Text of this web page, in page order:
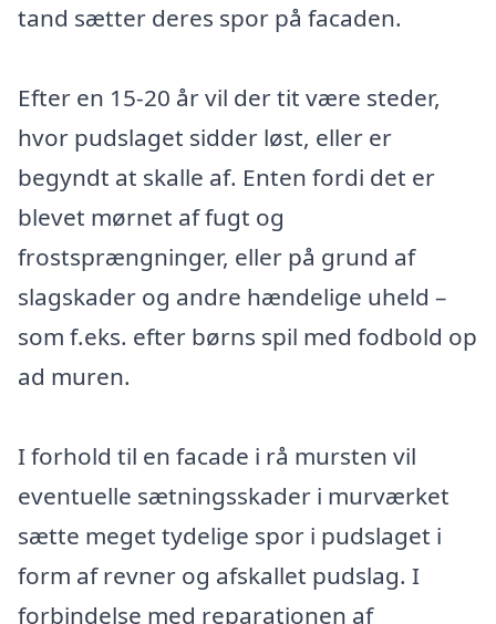
tand sætter deres spor på facaden.
Efter en 15-20 år vil der tit være steder,
hvor pudslaget sidder løst, eller er
begyndt at skalle af. Enten fordi det er
blevet mørnet af fugt og
frostsprængninger, eller på grund af
slagskader og andre hændelige uheld –
som f.eks. efter børns spil med fodbold op
ad muren.
I forhold til en facade i rå mursten vil
eventuelle sætningsskader i murværket
sætte meget tydelige spor i pudslaget i
form af revner og afskallet pudslag. I
forbindelse med reparationen af